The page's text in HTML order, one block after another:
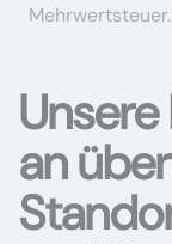
Mehrwertsteuer.
an